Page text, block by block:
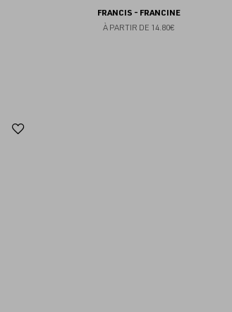
FRANCIS - FRANCINE
À PARTIR DE 14.80€